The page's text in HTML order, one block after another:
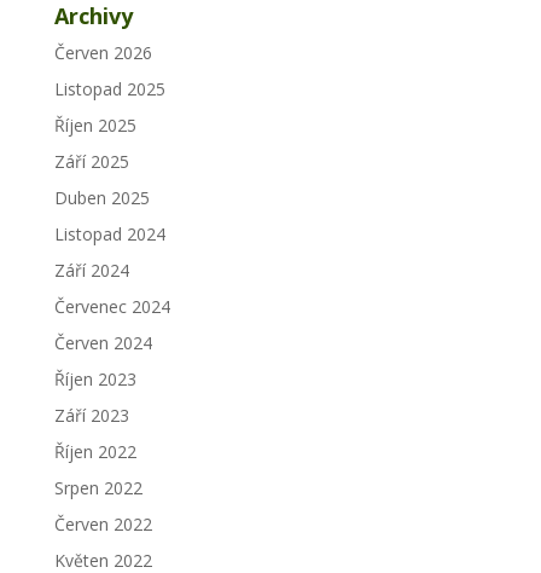
Archivy
Červen 2026
Listopad 2025
Říjen 2025
Září 2025
Duben 2025
Listopad 2024
Září 2024
Červenec 2024
Červen 2024
Říjen 2023
Září 2023
Říjen 2022
Srpen 2022
Červen 2022
Květen 2022